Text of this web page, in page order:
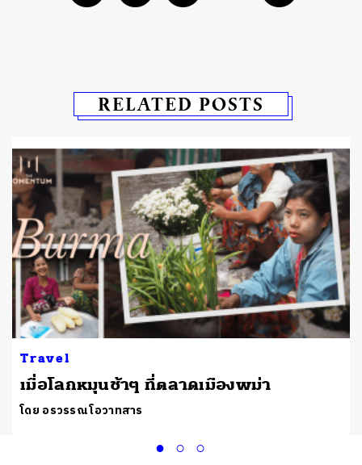
RELATED POSTS
Travel
เมื่อโลกหมุนช้าๆ ที่ตลาดเมืองพม่า
โดย อรวรรณ โอวาทสาร